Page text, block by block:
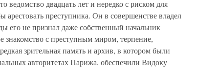
ведомство двадцать лет и нередко с риском для
преступника. Он в совершенстве владел
его не признал даже собственный начальник
с преступным миром, терпение,
зрительная память и архив, в котором были
авторитетах Парижа, обеспечили Видоку